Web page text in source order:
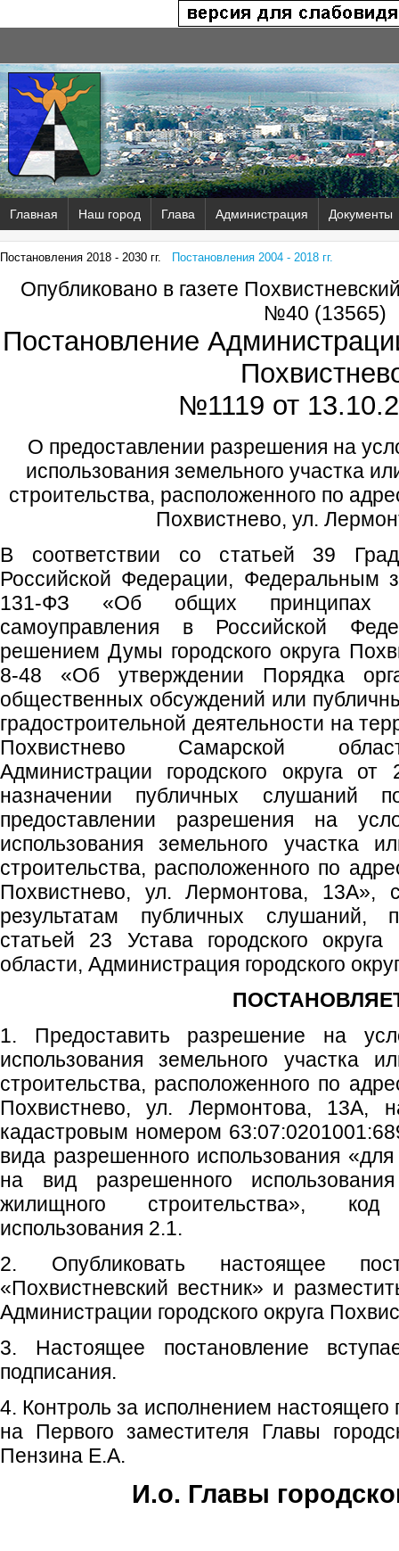
Главная Наш город Глава Администрация Документы
Постановления 2018 - 2030 гг. Постановления 2004 - 2018 гг.
Опубликовано в газете
№40 (13565)
Постановление
№1119 от
О предоставлении разрешения на
использования земельного участка
строительства, расположенного по
Похвистнево, ул.
В соответствии со статьей 39
Российской Федерации, Федеральным
131-ФЗ «Об общих принципах
самоуправления в Российской
решением Думы городского округа
8-48 «Об утверждении Порядка
общественных обсуждений или
градостроительной деятельности на
Похвистнево Самарской
Администрации городского округа
назначении публичных слушаний
предоставлении разрешения на
использования земельного участка
строительства, расположенного по
Похвистнево, ул. Лермонтова, 13А»,
результатам публичных слушаний,
статьей 23 Устава городского
области, Администрация городского
1. Предоставить разрешение на
использования земельного участка
строительства, расположенного по
Похвистнево, ул. Лермонтова, 13А,
кадастровым номером
вида разрешенного использования
на вид разрешенного
жилищного строительства»,
использования 2.1.
2. Опубликовать настоящее
«Похвистневский вестник» и
Администрации городского округа
3. Настоящее постановление
подписания.
4. Контроль за исполнением настоящего
на Первого заместителя Главы
Пензина Е.А.
И.о. Главы